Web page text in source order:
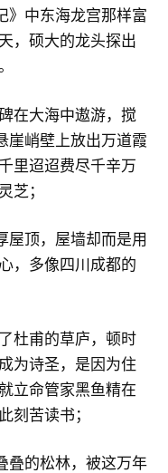
》中东海龙宫那样富
，硕大的龙头探出
在大海中遨游，搅
崖峭壁上放出万道霞
里迢迢费尽千辛万
芝；
屋顶，屋墙却而是用
，多像四川成都的
杜甫的草庐，顿时
为诗圣，是因为住
立命管家黑鱼精在
刻苦读书；
叠的松林，被这万年